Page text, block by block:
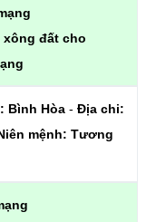
đất cho
Bình Hòa - Địa chi:
mệnh: Tương